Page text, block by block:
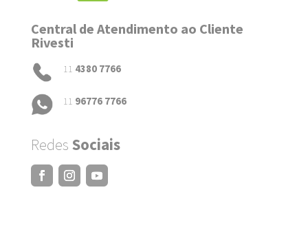
Central de Atendimento ao Cliente
Rivesti
11 4380 7766
11 96776 7766
Redes Sociais